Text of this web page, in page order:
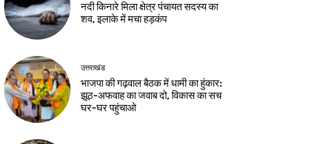
नदी किनारे मिला क्षेत्र पंचायत सदस्य का
शव, इलाके में मचा हड़कंप
उत्तराखंड
भाजपा की गढ़वाल बैठक में धामी का हुंकार:
झूठ-अफवाह का जवाब दो, विकास का सच
घर-घर पहुंचाओ